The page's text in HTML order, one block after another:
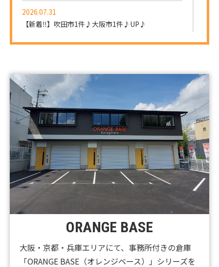
2026.07.31
【新着‼】吹田市1件♪大阪市1件♪UP♪
2026.07.30
2026.07.28
【新着‼】大阪市1件♪東大阪市2件♪UP♪
2026.07.27
【新着‼】東大阪市1件♪八尾市1件♪UP♪
2026.07.25
【新着‼】吹田市1件♪大東市1件♪UP♪
2026.07.24
【新着‼】門真市1件♪八尾市1件♪京都市1件
2026.07.23
【新着‼】大阪市1件♪京都市1件♪UP♪
ORANGE BASE
大阪・京都・兵庫エリアにて、事務所付きの倉庫
「ORANGE BASE（オレンジベース）」シリーズを